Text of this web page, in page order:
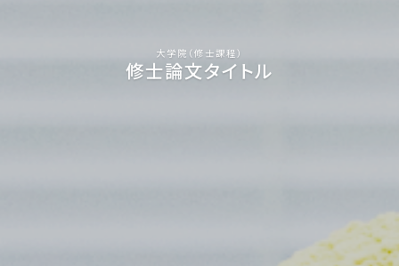
大学院（修士課程）
修士論文タイトル